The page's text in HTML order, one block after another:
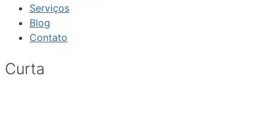
Serviços
Blog
Contato
Curta